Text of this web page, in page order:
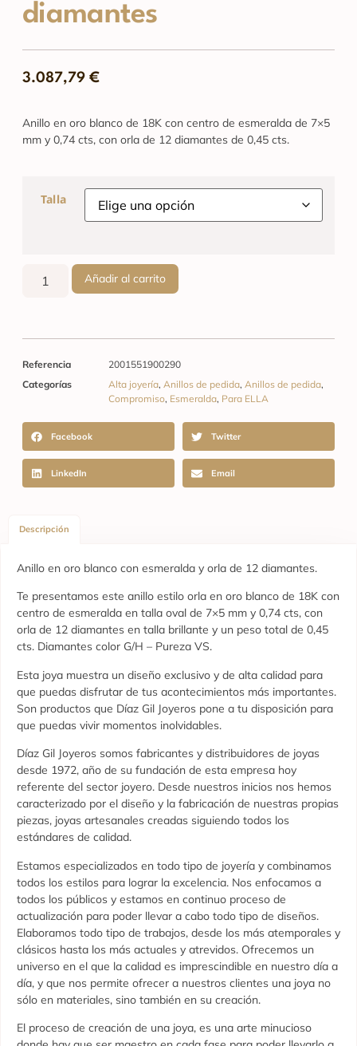
diamantes
3.087,79 €
Anillo en oro blanco de 18K con centro de esmeralda de 7×5
mm y 0,74 cts, con orla de 12 diamantes de 0,45 cts.
Talla
Añadir al carrito
Referencia
2001551900290
Categorías
Alta joyería, Anillos de pedida, Anillos de pedida,
Compromiso, Esmeralda, Para ELLA
Facebook Twitter
LinkedIn Email
Descripción
Anillo en oro blanco con esmeralda y orla de 12 diamantes.
Te presentamos este anillo estilo orla en oro blanco de 18K con
centro de esmeralda en talla oval de 7×5 mm y 0,74 cts, con
orla de 12 diamantes en talla brillante y un peso total de 0,45
cts. Diamantes color G/H – Pureza VS.
Esta joya muestra un diseño exclusivo y de alta calidad para
que puedas disfrutar de tus acontecimientos más importantes.
Son productos que Díaz Gil Joyeros pone a tu disposición para
que puedas vivir momentos inolvidables.
Díaz Gil Joyeros somos fabricantes y distribuidores de joyas
desde 1972, año de su fundación de esta empresa hoy
referente del sector joyero. Desde nuestros inicios nos hemos
caracterizado por el diseño y la fabricación de nuestras propias
piezas, joyas artesanales creadas siguiendo todos los
estándares de calidad.
Estamos especializados en todo tipo de joyería y combinamos
todos los estilos para lograr la excelencia. Nos enfocamos a
todos los públicos y estamos en continuo proceso de
actualización para poder llevar a cabo todo tipo de diseños.
Elaboramos todo tipo de trabajos, desde los más atemporales y
clásicos hasta los más actuales y atrevidos. Ofrecemos un
universo en el que la calidad es imprescindible en nuestro día a
día, y que nos permite ofrecer a nuestros clientes una joya no
sólo en materiales, sino también en su creación.
El proceso de creación de una joya, es una arte minucioso